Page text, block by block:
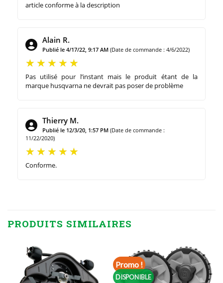
article conforme à la description
Alain R.
Publié le 4/17/22, 9:17 AM (Date de commande : 4/6/2022)
Pas utilisé pour l’instant mais le produit étant de la
marque husqvarna ne devrait pas poser de problème
Thierry M.
Publié le 12/3/20, 1:57 PM (Date de commande :
11/22/2020)
Conforme.
PRODUITS SIMILAIRES
Promo !
DISPONIBLE